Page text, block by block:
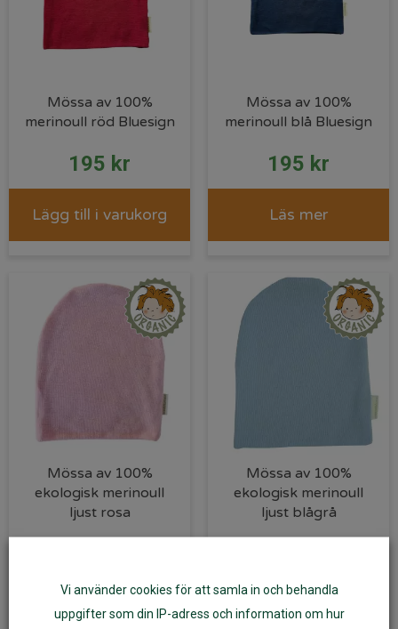
Mössa av 100%
merinoull röd Bluesign
195 kr
Lägg till i varukorg
Mössa av 100%
merinoull blå Bluesign
195 kr
Läs mer
Mössa av 100%
ekologisk merinoull
ljust rosa
Läs mer
Mössa av 100%
ekologisk merinoull
ljust blågrå
Lägg till i varukorg
Vi använder cookies för att samla in och behandla
uppgifter som din IP-adress och information om hur